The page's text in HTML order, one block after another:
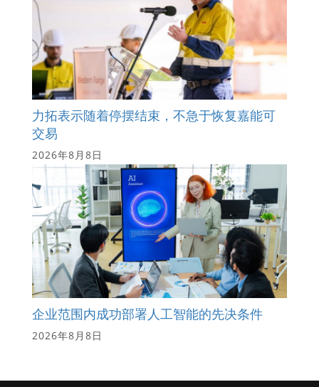
力拓表示随着停摆结束，不急于恢复嘉能可
交易
2026年8月8日
企业范围内成功部署人工智能的先决条件
2026年8月8日